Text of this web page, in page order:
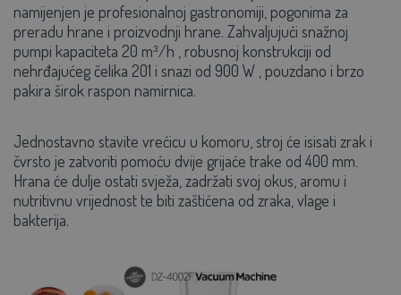
namijenjen je profesionalnoj gastronomiji, pogonima za
preradu hrane i proizvodnji hrane. Zahvaljujući snažnoj
pumpi kapaciteta 20 m³/h , robusnoj konstrukciji od
nehrđajućeg čelika 201 i snazi od 900 W pouzdano i brzo
pakira širok raspon namirnica.
Jednostavno stavite vrećicu u komoru, stroj će isisati zrak i
čvrsto je zatvoriti pomoću dvije grijaće trake od 400 mm.
Hrana će dulje ostati svježa, zadržati svoj okus, aromu i
nutritivnu vrijednost te biti zaštićena od zraka, vlage i
bakterija.